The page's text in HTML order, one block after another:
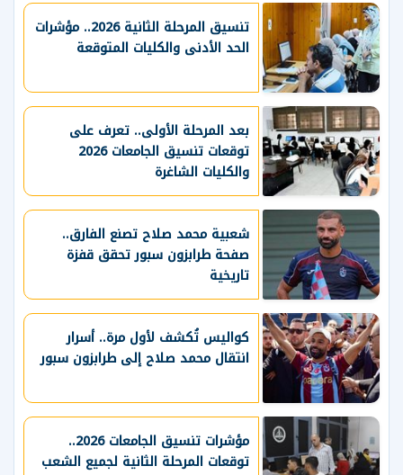
تنسيق المرحلة الثانية 2026.. مؤشرات
الحد الأدنى والكليات المتوقعة
بعد المرحلة الأولى.. تعرف على
توقعات تنسيق الجامعات 2026
والكليات الشاغرة
شعبية محمد صلاح تصنع الفارق..
صفحة طرابزون سبور تحقق قفزة
تاريخية
كواليس تُكشف لأول مرة.. أسرار
انتقال محمد صلاح إلى طرابزون سبور
مؤشرات تنسيق الجامعات 2026..
توقعات المرحلة الثانية لجميع الشعب